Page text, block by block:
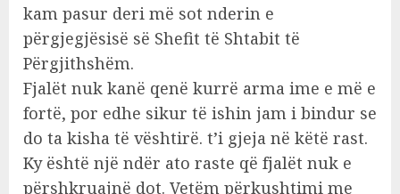
kam pasur deri më sot nderin e
përgjegjësisë së Shefit të Shtabit të
Përgjithshëm.
Fjalët nuk kanë qenë kurrë arma ime e më e
fortë, por edhe sikur të ishin jam i bindur se
do ta kisha të vështirë. t’i gjeja në këtë rast.
Ky është një ndër ato raste që fjalët nuk e
përshkruajnë dot. Vetëm përkushtimi me